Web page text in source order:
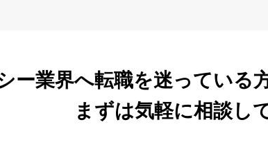
ー業界へ転職を迷っている
まずは気軽に相談し